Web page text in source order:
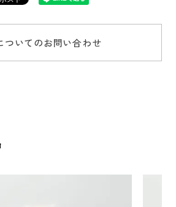
ついてのお問い合わせ